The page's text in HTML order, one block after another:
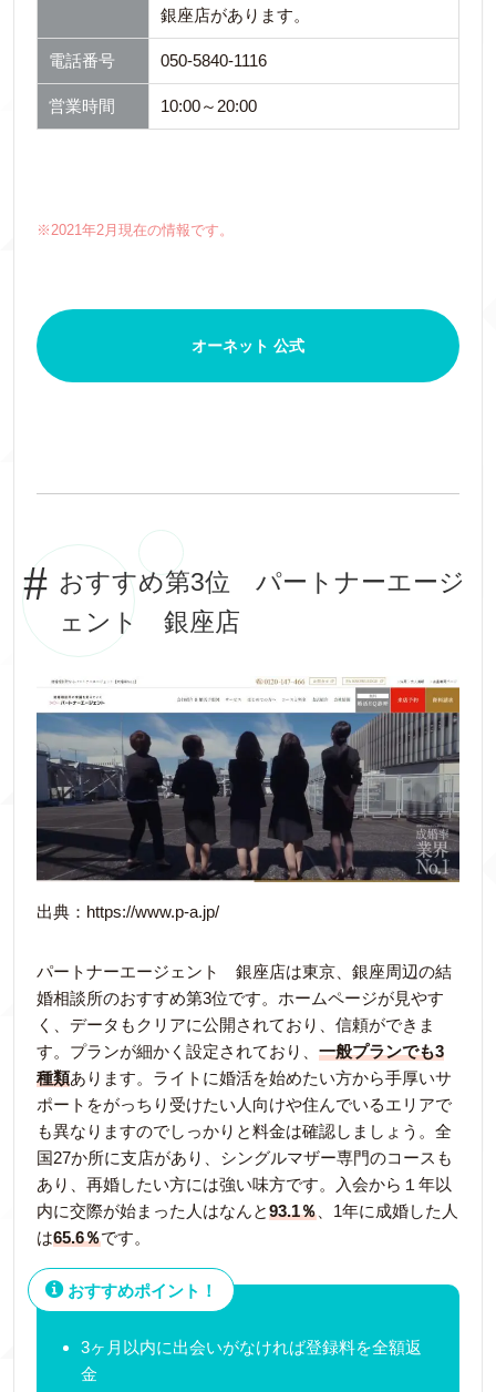
銀座店があります。
電話番号 050-5840-1116
営業時間 10:00～20:00
※2021年2月現在の情報です。
オーネット 公式
おすすめ第3位 パートナーエージ
ェント 銀座店
出典：https://www.p-a.jp/
パートナーエージェント 銀座店は東京、銀座周辺の結
婚相談所のおすすめ第3位です。ホームページが見やす
く、データもクリアに公開されており、信頼ができま
す。プランが細かく設定されており、 一般プランでも3
種類あります。ライトに婚活を始めたい方から手厚いサ
ポートをがっちり受けたい人向けや住んでいるエリアで
も異なりますのでしっかりと料金は確認しましょう。全
国27か所に支店があり、シングルマザー専門のコースも
あり、再婚したい方には強い味方です。入会から１年以
内に交際が始まった人はなんと93.1％ 、1年に成婚した人
は65.6％です。
おすすめポイント！
3ヶ月以内に出会いがなければ登録料を全額返
金